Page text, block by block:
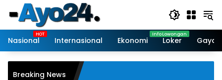
content
Nasional
Internasional Ekonomi Loker Gaya
Breaking News
Alfamart di